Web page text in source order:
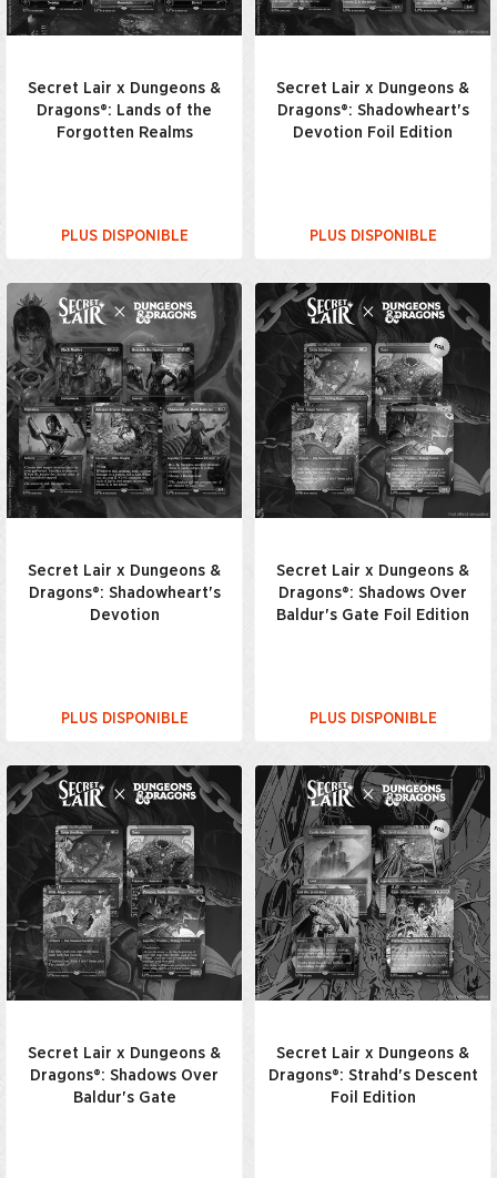
Secret Lair x Dungeons &
Dragons®: Lands of the
Forgotten Realms
PLUS DISPONIBLE
Secret Lair x Dungeons &
Dragons®: Shadowheart's
Devotion Foil Edition
PLUS DISPONIBLE
Secret Lair x Dungeons &
Dragons®: Shadowheart's
Devotion
PLUS DISPONIBLE
Secret Lair x Dungeons &
Dragons®: Shadows Over
Baldur's Gate Foil Edition
PLUS DISPONIBLE
Secret Lair x Dungeons &
Dragons®: Shadows Over
Baldur's Gate
Secret Lair x Dungeons &
Dragons®: Strahd's Descent
Foil Edition